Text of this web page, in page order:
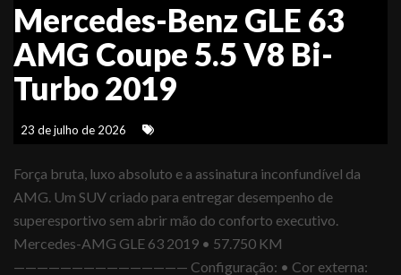
Mercedes-Benz GLE 63
AMG Coupe 5.5 V8 Bi-
Turbo 2019
23 de julho de 2026
Força bruta, luxo absoluto e a assinatura inconfundível da
AMG. Um SUV criado para entregar desempenho de
superesportivo sem abrir mão do conforto executivo.
Mercedes-AMG GLE 63 2019 • 57.750 KM
——————————————— Configuração: • Cor externa: